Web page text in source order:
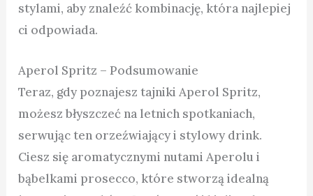
stylami, aby znaleźć kombinację, która najlepiej
ci odpowiada.
Aperol Spritz – Podsumowanie
Teraz, gdy poznajesz tajniki Aperol Spritz,
możesz błyszczeć na letnich spotkaniach,
serwując ten orzeźwiający i stylowy drink.
Ciesz się aromatycznymi nutami Aperolu i
bąbelkami prosecco, które stworzą idealną